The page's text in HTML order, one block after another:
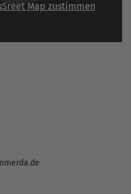
Map zustimmen